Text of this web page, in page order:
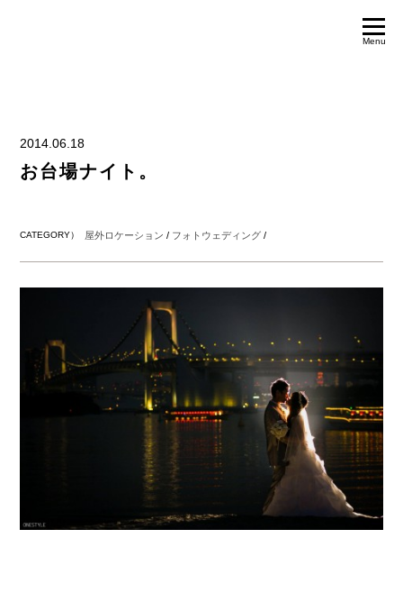
Menu
2014.06.18
お台場ナイト。
CATEGORY） 屋外ロケーション / フォトウェディング /